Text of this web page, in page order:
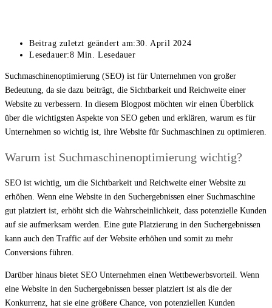
Beitrag zuletzt geändert am:30. April 2024
Lesedauer:8 Min. Lesedauer
Suchmaschinenoptimierung (SEO) ist für Unternehmen von großer
Bedeutung, da sie dazu beiträgt, die Sichtbarkeit und Reichweite einer
Website zu verbessern. In diesem Blogpost möchten wir einen Überblick
über die wichtigsten Aspekte von SEO geben und erklären, warum es für
Unternehmen so wichtig ist, ihre Website für Suchmaschinen zu optimieren.
Warum ist Suchmaschinenoptimierung wichtig?
SEO ist wichtig, um die Sichtbarkeit und Reichweite einer Website zu
erhöhen. Wenn eine Website in den Suchergebnissen einer Suchmaschine
gut platziert ist, erhöht sich die Wahrscheinlichkeit, dass potenzielle Kunden
auf sie aufmerksam werden. Eine gute Platzierung in den Suchergebnissen
kann auch den Traffic auf der Website erhöhen und somit zu mehr
Conversions führen.
Darüber hinaus bietet SEO Unternehmen einen Wettbewerbsvorteil. Wenn
eine Website in den Suchergebnissen besser platziert ist als die der
Konkurrenz, hat sie eine größere Chance, von potenziellen Kunden